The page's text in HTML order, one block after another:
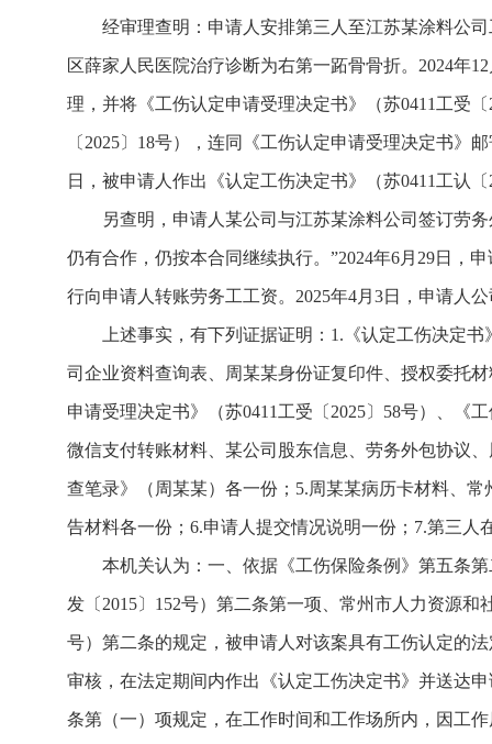
经审理查明：申请人安排第三人至江苏某涂料公
区薛家人民医院治疗诊断为右第一跖骨骨折。2024年
理，并将《工伤认定申请受理决定书》（苏0411工受
〔2025〕18号），连同《工伤认定申请受理决定书》
日，被申请人作出《认定工伤决定书》（苏0411工认
另查明，申请人某公司与江苏某涂料公司签订劳
仍有合作，仍按本合同继续执行。”2024年6月29日，
行向申请人转账劳务工工资。2025年4月3日，申请人
上述事实，有下列证据证明：1.《认定工伤决定
司企业资料查询表、周某某身份证复印件、授权委托
申请受理决定书》（苏0411工受〔2025〕58号）、《
微信支付转账材料、某公司股东信息、劳务外包协议
查笔录》（周某某）各一份；5.周某某病历卡材料、
告材料各一份；6.申请人提交情况说明一份；7.第三
本机关认为：一、依据《工伤保险条例》第五条
发〔2015〕152号）第二条第一项、常州市人力资源
号）第二条的规定，被申请人对该案具有工伤认定的
审核，在法定期间内作出《认定工伤决定书》并送达
条第（一）项规定，在工作时间和工作场所内，因工